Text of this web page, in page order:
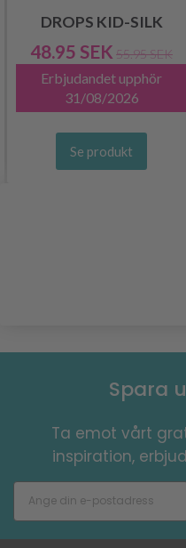
DROPS KID-SILK
48.95 SEK 55.95 SEK
Erbjudandet upphör
31/08/2026
Se produkt
Spara
Ta emot vårt
inspiration,